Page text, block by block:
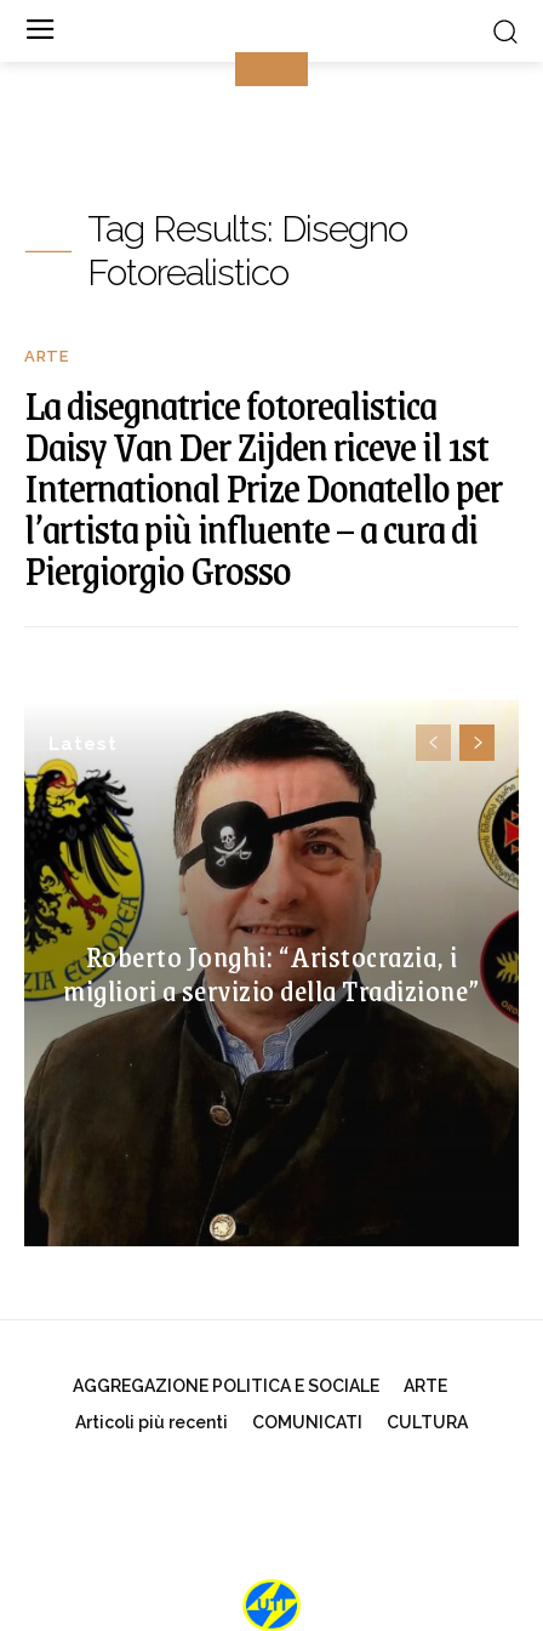
Latest
Roberto Jonghi: “Aristocrazia, i
migliori a servizio della Tradizione”
Tag Results: Disegno
Fotorealistico
ARTE
La disegnatrice fotorealistica
Daisy Van Der Zijden riceve il 1st
International Prize Donatello per
l’artista più influente – a cura di
Piergiorgio Grosso
AGGREGAZIONE POLITICA E SOCIALE
ARTE
Articoli più recenti
COMUNICATI CULTURA